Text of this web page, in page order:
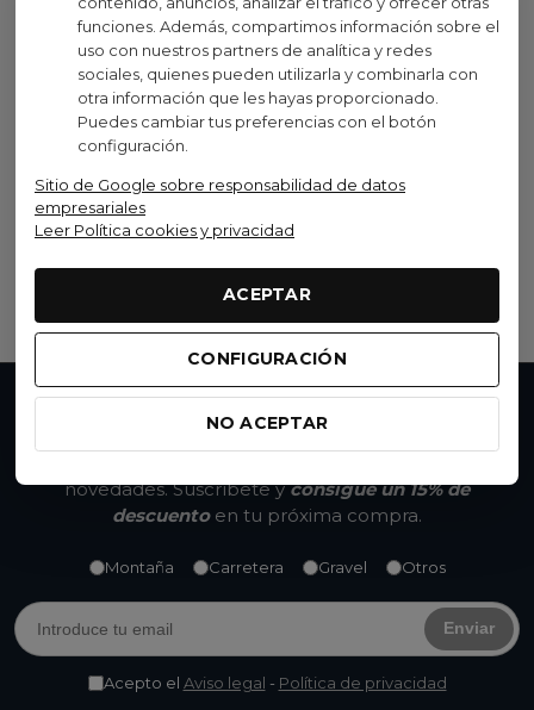
funciones. Además, compartimos información sobre el
uso con nuestros partners de analítica y redes
sociales, quienes pueden utilizarla y combinarla con
otra información que les hayas proporcionado.
Puedes cambiar tus preferencias con el botón
configuración.
Sitio de Google sobre responsabilidad de datos
empresariales
Leer Política cookies y privacidad
ACEPTAR
CONFIGURACIÓN
NO ACEPTAR
Castelli
Manguitos Castelli UPF
50+ Light 3 Blanco
40,00 €
(1)
No te pierdas nada
novedades. Suscríbete yconsigue un 15% de
descuentoen tu próxima compra.
Montaña Carretera Gravel Otros
Enviar
Acepto el Aviso legal - Política de privacidad